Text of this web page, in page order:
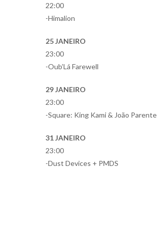
22:00
-Himalion
25 JANEIRO
23:00
-Oub’Lá Farewell
29 JANEIRO
23:00
-Square: King Kami & João Parente
31 JANEIRO
23:00
-Dust Devices + PMDS